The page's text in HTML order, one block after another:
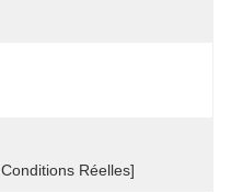
Réelles]